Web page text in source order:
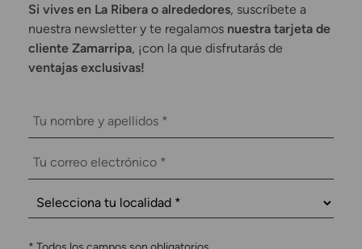
Si vives en La Ribera o alrededores, suscríbete a
nuestra newsletter y te regalamos nuestra tarjeta de
cliente Zamarripa, ¡con la que disfrutarás de
ventajas exclusivas!